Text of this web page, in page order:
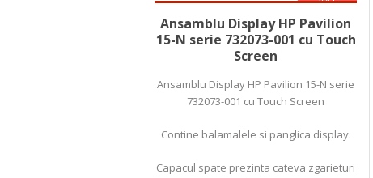
Adaugă în coș 350,00lei Prețul
inițial
350,00 lei.
200,00
curent
Ansamblu Display HP Pavilion
15-N serie 732073-001 cu Touch
Screen
Ansamblu Display HP Pavilion 15-N serie
732073-001 cu Touch Screen
Contine balamalele si panglica display.
Capacul spate prezinta cateva zgarieturi